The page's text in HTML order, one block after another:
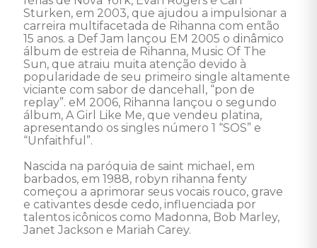
Sturken, em 2003, que ajudou a impulsionar a
carreira multifacetada de Rihanna com então
15 anos. a Def Jam lançou EM 2005 o dinâmico
álbum de estreia de Rihanna, Music Of The
Sun, que atraiu muita atenção devido à
popularidade de seu primeiro single altamente
viciante com sabor de dancehall, “pon de
replay”. eM 2006, Rihanna lançou o segundo
álbum, A Girl Like Me, que vendeu platina,
apresentando os singles número 1 “SOS” e
“Unfaithful”.
Nascida na paróquia de saint michael, em
barbados, em 1988, robyn rihanna fenty
começou a aprimorar seus vocais rouco, grave
e cativantes desde cedo, influenciada por
talentos icônicos como Madonna, Bob Marley,
Janet Jackson e Mariah Carey.